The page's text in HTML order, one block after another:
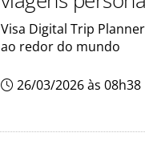
Visa Digital Trip
ao redor do mundo
26/03/2026 às 08h38